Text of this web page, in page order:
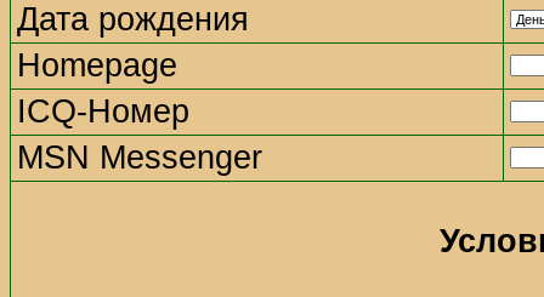
Дата рождения
Homepage
ICQ-Номер
MSN Messenger